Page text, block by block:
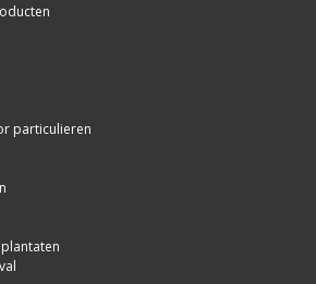
particulieren